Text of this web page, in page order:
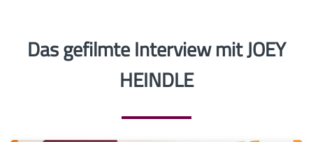
Das gefilmte Interview mit JOEY
HEINDLE